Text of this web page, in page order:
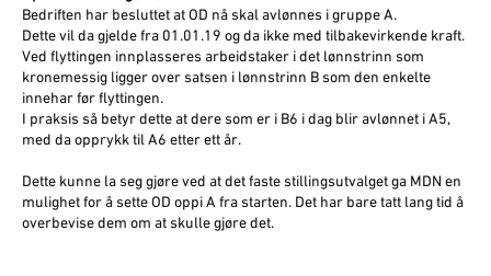
Bedriften har besluttet at OD nå skal avlønnes i gruppe A.
Dette vil da gjelde fra 01.01.19 og da ikke med tilbakevirkende kraft.
Ved flyttingen innplasseres arbeidstaker i det lønnstrinn som
kronemessig ligger over satsen i lønnstrinn B som den enkelte
innehar før flyttingen.
I praksis så betyr dette at dere som er i B6 i dag blir avlønnet i A5,
med da opprykk til A6 etter ett år.
Dette kunne la seg gjøre ved at det faste stillingsutvalget ga MDN en
mulighet for å sette OD oppi A fra starten. Det har bare tatt lang tid å
overbevise dem om at skulle gjøre det.